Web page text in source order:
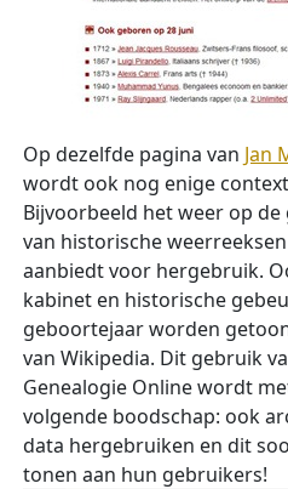
Op dezelfde pagina van Jan
wordt ook nog enige
Bijvoorbeeld het weer op
van historische
aanbiedt voor hergebruik.
kabinet en historische
geboortejaar worden
van Wikipedia. Dit gebruik
Genealogie Online wordt
volgende boodschap: ook
data hergebruiken en dit
tonen aan hun gebruikers!